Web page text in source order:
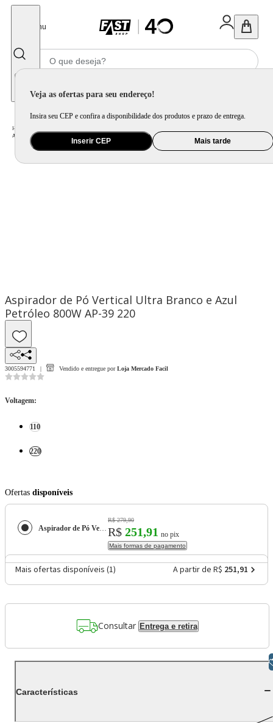
Menu
Veja as ofertas para seu endereço!
Insira seu CEP e confira a disponibilidade dos produtos e prazo de entrega.
Inserir CEP Mais tarde
Home
Aspirador de Pó Vertical Ultra Branco e Azul Petróleo 800W AP-39
Aspirador de Pó Vertical Ultra Branco e Azul
Petróleo 800W AP-39 220
3005594771 Vendido e entregue por Loja Mercado Facil
Voltagem:
110
220
Ofertas disponíveis
Aspirador de Pó Vertical Ultra Branco e Azul Petróleo 800W AP-39
R$ 279,90
R$ 251,91 no pix
Mais formas de pagamento
Mais ofertas disponíveis (1) A partir de R$ 251,91
Consultar Entrega e retira
Características
Libras